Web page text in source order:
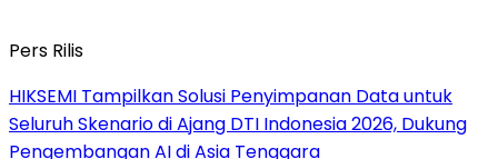
Pers Rilis
HIKSEMI Tampilkan Solusi Penyimpanan Data untuk
Seluruh Skenario di Ajang DTI Indonesia 2026, Dukung
Pengembangan AI di Asia Tenggara